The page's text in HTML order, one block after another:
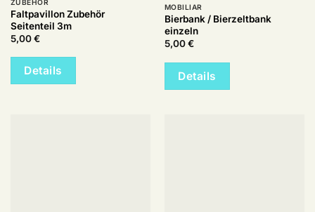
ZUBEHÖR
Faltpavillon Zubehör
Seitenteil 3m
5,00€
Details
MOBILIAR
Bierbank / Bierzeltbank
einzeln
5,00€
Details